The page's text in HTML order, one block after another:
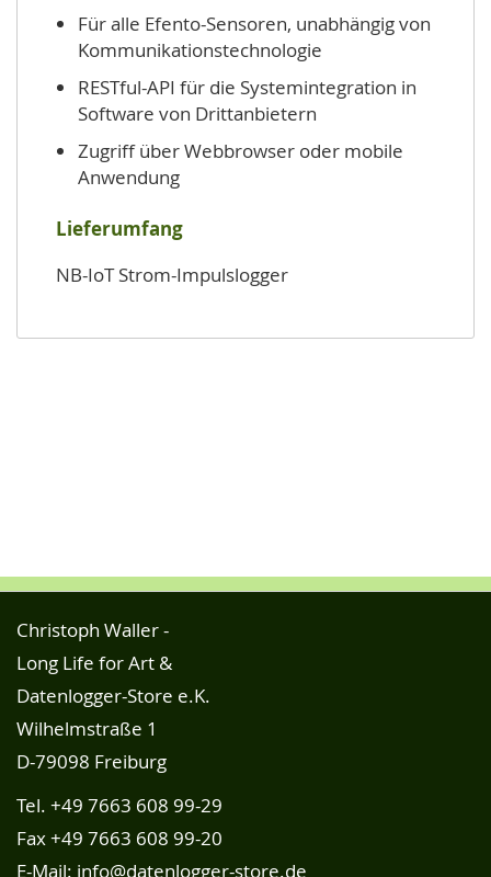
Für alle Efento-Sensoren, unabhängig von
Kommunikationstechnologie
RESTful-API für die Systemintegration in
Software von Drittanbietern
Zugriff über Webbrowser oder mobile
Anwendung
Lieferumfang
NB-IoT Strom-Impulslogger
Christoph Waller -
Long Life for Art &
Datenlogger-Store e.K.
Wilhelmstraße 1
D-79098 Freiburg
Tel. +49 7663 608 99-29
Fax +49 7663 608 99-20
E-Mail: info@datenlogger-store.de